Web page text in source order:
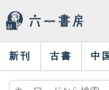
新刊 古書 中